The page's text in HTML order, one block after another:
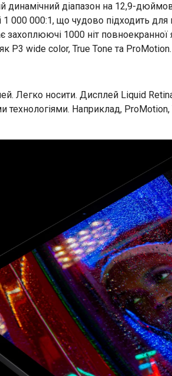
динамічний діапазон на 12,9-
1 000 000:1, що чудово підходить
захоплюючі 1000 ніт
P3 wide color, True Tone та
Легко носити. Дисплей Liquid
технологіями. Наприклад,